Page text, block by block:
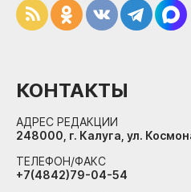
КОНТАКТЫ
АДРЕС РЕДАКЦИИ
248000, г. Калуга, ул.
ТЕЛЕФОН/ФАКС
+7(4842)79-04-54